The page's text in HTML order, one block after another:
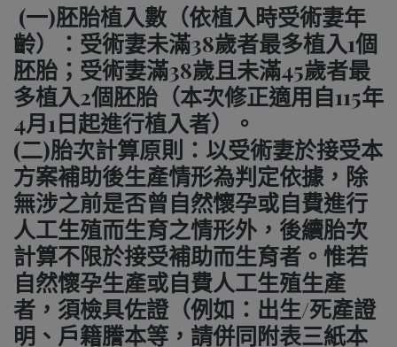
(一)胚胎植入數（依植入時受術妻年
齡）：受術妻未滿38歲者最多植入1個
胚胎；受術妻滿38歲且未滿45歲者最
多植入2個胚胎（本次修正適用自115年
4月1日起進行植入者）。
(二)胎次計算原則：以受術妻於接受本
方案補助後生產情形為判定依據，除
無涉之前是否曾自然懷孕或自費進行
人工生殖而生育之情形外，後續胎次
計算不限於接受補助而生育者。惟若
自然懷孕生產或自費人工生殖生產
者，須檢具佐證（例如：出生/死產證
明、戶籍謄本等，請併同附表三紙本